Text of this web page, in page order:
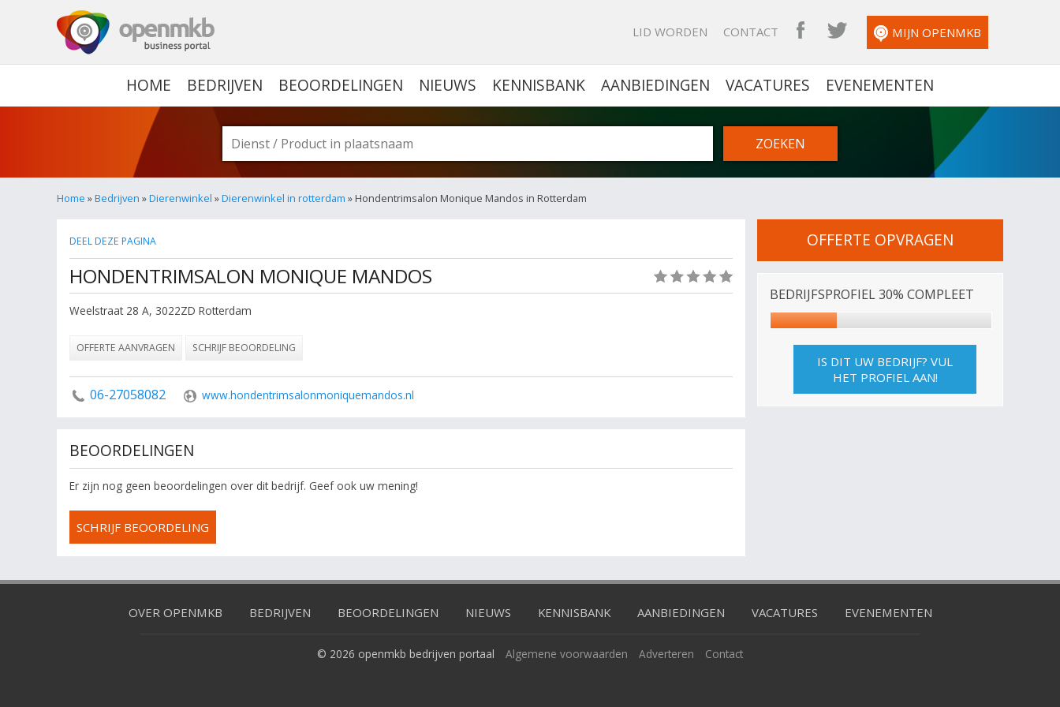
LID WORDEN CONTACT OPENMKB FACEBOOK
OPENMKB TWITTER
MIJN OPENMKB
HOME BEDRIJVEN BEOORDELINGEN NIEUWS KENNISBANK AANBIEDINGEN VACATURES EVENEMENTEN
Home »Bedrijven »Dierenwinkel »Dierenwinkel in rotterdam » Hondentrimsalon Monique Mandos in Rotterdam
DEEL DEZE PAGINA
HONDENTRIMSALON MONIQUE MANDOS
Weelstraat 28 A, 3022ZD Rotterdam
OFFERTE AANVRAGEN SCHRIJF BEOORDELING
06-27058082 www.hondentrimsalonmoniquemandos.nl
BEOORDELINGEN
Er zijn nog geen beoordelingen over dit bedrijf. Geef ook uw mening!
SCHRIJF BEOORDELING
OFFERTE OPVRAGEN
BEDRIJFSPROFIEL 30% COMPLEET
IS DIT UW BEDRIJF? VUL
HET PROFIEL AAN!
OVER OPENMKB BEDRIJVEN BEOORDELINGEN NIEUWS KENNISBANK AANBIEDINGEN VACATURES EVENEMENTEN
© 2026 openmkb bedrijven portaal Algemene voorwaarden Adverteren Contact